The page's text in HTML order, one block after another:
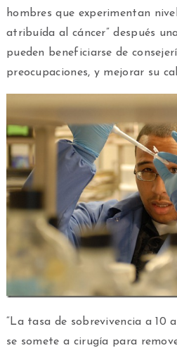
hombres que experimentan
atribuída al cáncer” después
pueden beneficiarse de
preocupaciones, y mejorar su
“La tasa de sobrevivencia a 10
se somete a cirugía para